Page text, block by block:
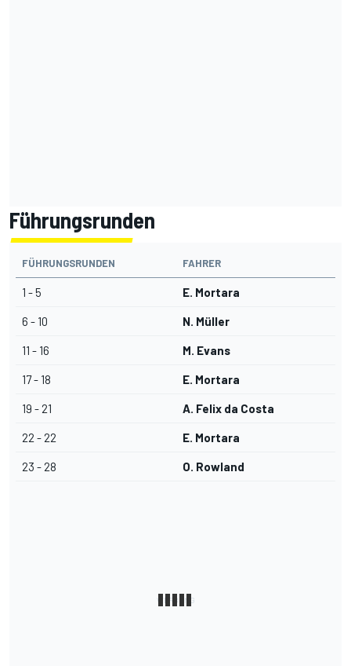
Führungsrunden
FÜHRUNGSRUNDEN FAHRER
1 - 5 E. Mortara
6 - 10 N. Müller
11 - 16 M. Evans
17 - 18 E. Mortara
19 - 21 A. Felix da Costa
22 - 22 E. Mortara
23 - 28 O. Rowland